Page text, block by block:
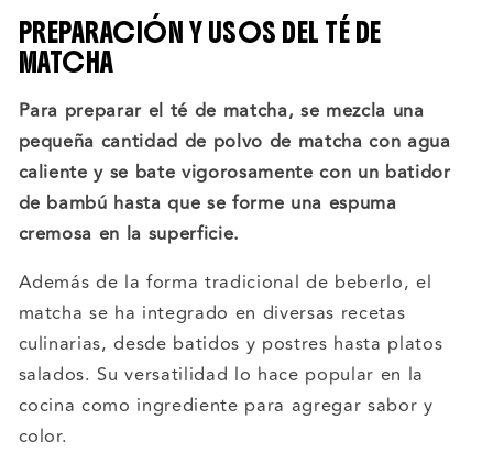
PREPARACIÓN Y USOS DEL TÉ DE
MATCHA
Para preparar el té de matcha, se mezcla una
pequeña cantidad de polvo de matcha con agua
caliente y se bate vigorosamente con un batidor
de bambú hasta que se forme una espuma
cremosa en la superficie.
Además de la forma tradicional de beberlo, el
matcha se ha integrado en diversas recetas
culinarias, desde batidos y postres hasta platos
salados. Su versatilidad lo hace popular en la
cocina como ingrediente para agregar sabor y
color.